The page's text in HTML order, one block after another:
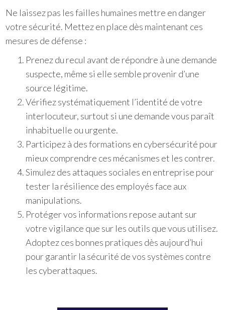
Ne laissez pas les failles humaines mettre en danger
votre sécurité. Mettez en place dès maintenant ces
mesures de défense :
Prenez du recul avant de répondre à une demande
suspecte, même si elle semble provenir d’une
source légitime.
Vérifiez systématiquement l’identité de votre
interlocuteur, surtout si une demande vous paraît
inhabituelle ou urgente.
Participez à des formations en cybersécurité pour
mieux comprendre ces mécanismes et les contrer.
Simulez des attaques sociales en entreprise pour
tester la résilience des employés face aux
manipulations.
Protéger vos informations repose autant sur
votre vigilance que sur les outils que vous utilisez.
Adoptez ces bonnes pratiques dès aujourd’hui
pour garantir la sécurité de vos systèmes contre
les cyberattaques.